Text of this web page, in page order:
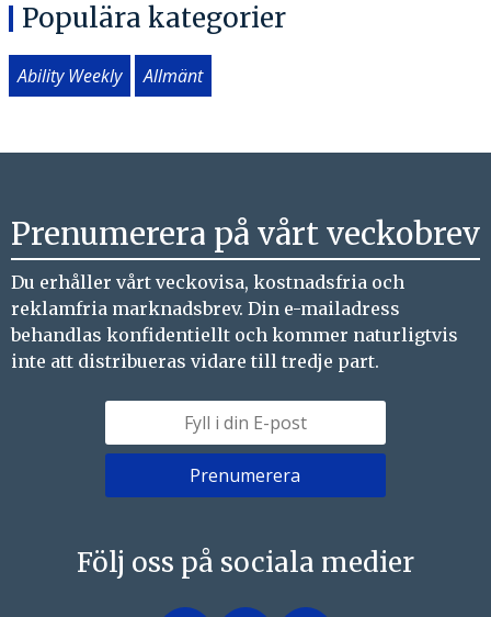
Populära kategorier
Ability Weekly Allmänt
Prenumerera på vårt veckobrev
Du erhåller vårt veckovisa, kostnadsfria och
reklamfria marknadsbrev. Din e-mailadress
behandlas konfidentiellt och kommer naturligtvis
inte att distribueras vidare till tredje part.
Följ oss på sociala medier